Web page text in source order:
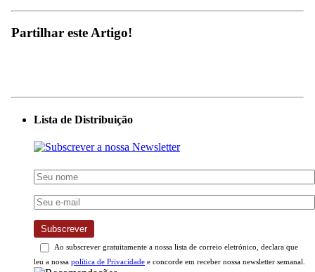
Partilhar este Artigo!
Lista de Distribuição
Subscrever
Ao subscrever gratuitamente a nossa lista de correio eletrónico, declara que
leu a nossa política de Privacidade e concorde em receber nossa newsletter semanal.